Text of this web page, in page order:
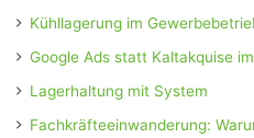
Kühllagerung im
Google Ads statt Kaltakquise
Lagerhaltung mit System
Fachkräfteeinwanderung: